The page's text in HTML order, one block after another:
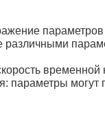
временной
параметры